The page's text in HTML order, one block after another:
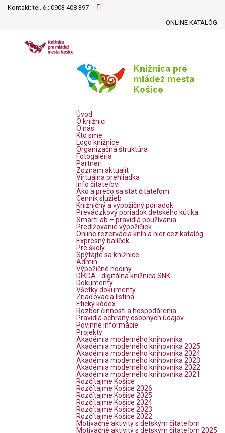
Kontakt: tel. č.: 0903 408 397
ONLINE KATALÓG
Úvod
O knižnici
O nás
Kto sme
Logo knižnice
Organizačná štruktúra
Fotogaléria
Partneri
Zoznam aktualít
Virtuálna prehliadka
Info čitateľovi
Ako a prečo sa stať čitateľom
Cenník služieb
Knižničný a výpožičný poriadok
Prevádzkový poriadok detského kútika
SmartLab – pravidlá používania
Predlžovanie výpožičiek
Online rezervácia kníh a hier cez katalóg
Expresný balíček
Pre školy
Spýtajte sa knižnice
Admin
Výpožičné hodiny
DIKDA - digitálna knižnica SNK
Dokumenty
Všetky dokumenty
Zriaďovacia listina
Etický kódex
Rozbor činnosti a hospodárenia
Pravidlá ochrany osobných údajov
Povinné informácie
Projekty
Akadémia moderného knihovníka
Akadémia moderného knihovníka 2025
Akadémia moderného knihovníka 2024
Akadémia moderného knihovníka 2023
Akadémia moderného knihovníka 2022
Akadémia moderného knihovníka 2021
Rozčítajme Košice
Rozčítajme Košice 2026
Rozčítajme Košice 2025
Rozčítajme Košice 2024
Rozčítajme Košice 2023
Rozčítajme Košice 2022
Motivačné aktivity s detským čitateľom
Motivačné aktivity s detským čitateľom 2025